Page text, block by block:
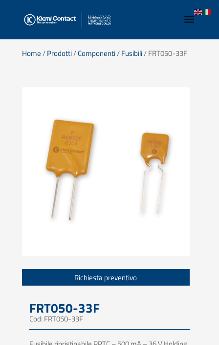
Home/Prodotti/Componenti/Fusibili/ FRT050-33F
Richiesta preventivo
FRT050-33F
Cod: FRT050-33F